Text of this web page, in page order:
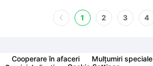
1 2 3 4
Cooperare în afaceri
Mulțumiri speciale